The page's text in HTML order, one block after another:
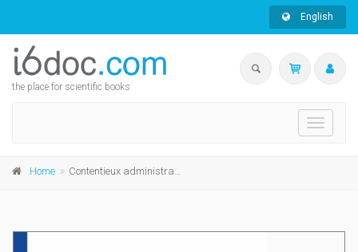
English
the place for scientific books
Toggle
Home Contentieux administratif 5e ed.